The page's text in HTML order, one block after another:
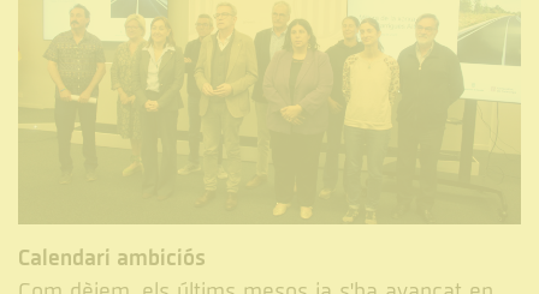
Calendari ambiciós